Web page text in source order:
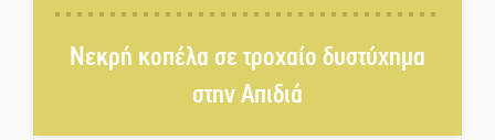
Τα «Άνθη της Πέτρας» τίμησαν
τον Γ. Γιαξόγλου
Νεκρή κοπέλα σε τροχαίο δυστύχημα
στην Απιδιά